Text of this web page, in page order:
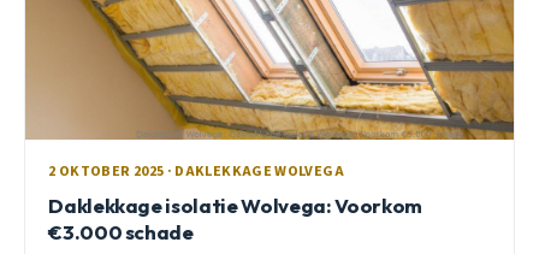
2 OKTOBER 2025 · DAKLEKKAGE WOLVEGA
Daklekkage isolatie Wolvega: Voorkom
€3.000 schade